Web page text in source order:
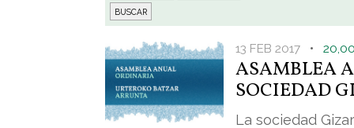
13 FEB 2017 •
ASAMBLEA
SOCIEDAD
La sociedad